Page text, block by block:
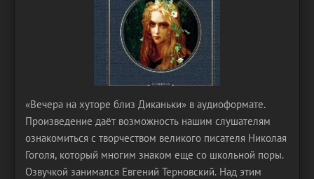
«Вечера на хуторе близ Диканьки» в аудиоформате.
Произведение даёт возможность нашим слушателям
ознакомиться с творчеством великого писателя Николая
Гоголя, который многим знаком еще со школьной поры.
Озвучкой занимался Евгений Терновский. Над этим